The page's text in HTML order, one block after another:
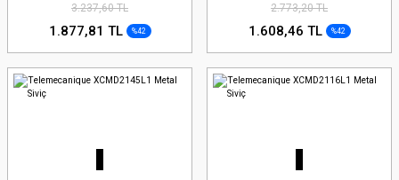
3.237,60 TL
1.877,81 TL %42
2.773,20 TL
1.608,46 TL %42